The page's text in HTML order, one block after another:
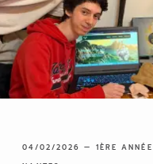
04/02/2026 — 1ÈRE